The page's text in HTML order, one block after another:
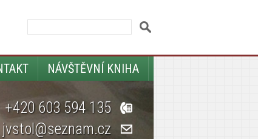
+420 603 594 135
jvstol@seznam.cz
NÁVŠTĚVNÍ KNIHA